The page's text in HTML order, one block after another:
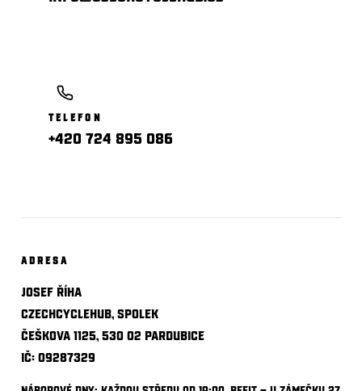
TELEFON
+420 724 895 086
ADRESA
Josef Říha
CzechCycleHub, spolek
Češkova 1125, 530 02 Pardubice
IČ: 09287329